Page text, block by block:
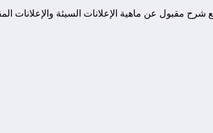
مقبول عن ماهية الإعلانات السيئة والإعلانات